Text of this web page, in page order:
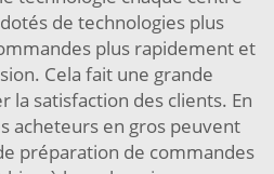
de technologies plus
plus rapidement et
Cela fait une grande
la satisfaction des clients. En
acheteurs en gros peuvent
préparation de commandes